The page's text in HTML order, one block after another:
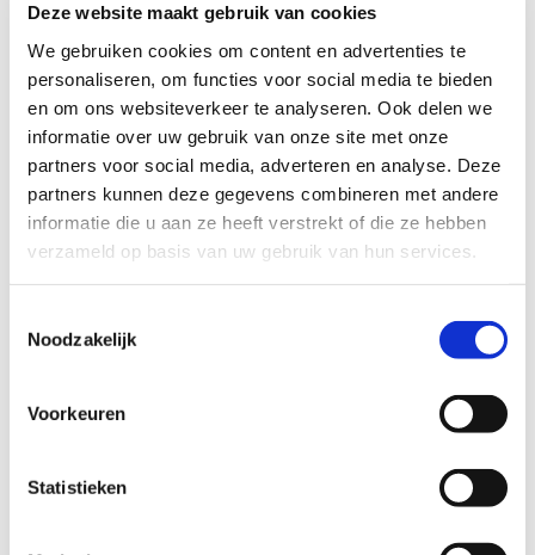
Deze website maakt gebruik van cookies
We gebruiken cookies om content en advertenties te
personaliseren, om functies voor social media te bieden
en om ons websiteverkeer te analyseren. Ook delen we
informatie over uw gebruik van onze site met onze
partners voor social media, adverteren en analyse. Deze
partners kunnen deze gegevens combineren met andere
informatie die u aan ze heeft verstrekt of die ze hebben
verzameld op basis van uw gebruik van hun services.
Noodzakelijk
Voorkeuren
Statistieken
Profiel steungezin
We zoeken een gezin in Rhenen, waar
deze kleuters na school een vaste middag
heen kunnen. Dagdeel in overleg.
Dit kan een gezin met een kind of
kinderen van dezelfde leeftijd zijn, maar
een opa en oma (waar de eigen kinderen
al uit huis zijn) zijn ook van harte welkom.
(bijvoorbeeld over computer en tv).
Huisdieren geen probleem.
Dan kun je contact opnemen met Leontine Bibo,
coördinator Buurtgezinnen voor de gemeente Rhenen,